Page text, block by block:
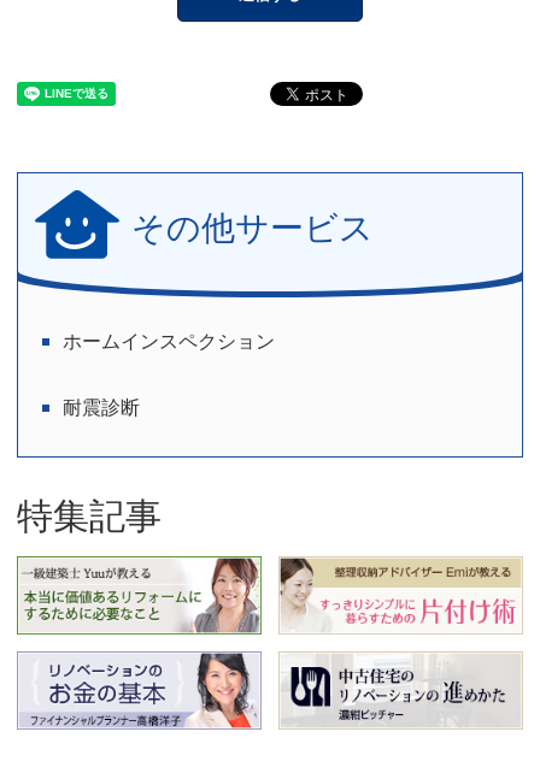
その他サービス
ホームインスペクション
耐震診断
特集記事